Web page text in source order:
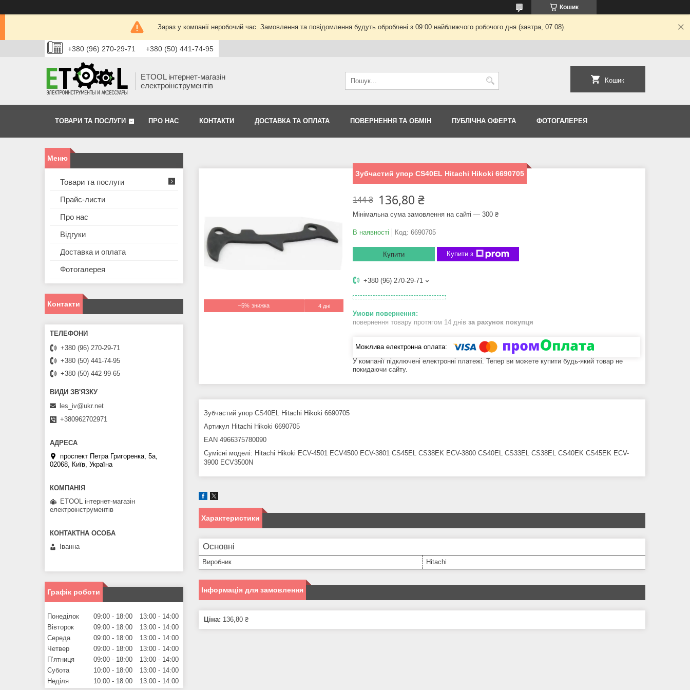
Кошик
Зараз у компанії неробочий час. Замовлення та повідомлення будуть оброблені з 09:00 найближчого робочого дня (завтра, 07.08).
+380 (96) 270-29-71 +380 (50) 441-74-95
ETOOL інтернет-магазін
електроінструментів
Кошик
ТОВАРИ ТА ПОСЛУГИ ПРО НАС КОНТАКТИ ДОСТАВКА ТА ОПЛАТА ПОВЕРНЕННЯ ТА ОБМІН ПУБЛІЧНА ОФЕРТА ФОТОГАЛЕРЕЯ
–5% 4 дні
Зубчастий упор CS40EL Hitachi Hikoki 6690705
144 ₴ 136,80 ₴
Мінімальна сума замовлення на сайті — 300 ₴
В наявності Код: 6690705
Купити Купити з
+380 (96) 270-29-71
повернення товару протягом 14 днів за рахунок покупця
У компанії підключені електронні платежі. Тепер ви можете купити будь-який товар не
покидаючи сайту.
Зубчастий упор CS40EL Hitachi Hikoki 6690705
Артикул Hitachi Hikoki 6690705
EAN 4966375780090
Сумісні моделі: Hitachi Hikoki ECV-4501 ECV4500 ECV-3801 CS45EL CS38EK ECV-3800 CS40EL CS33EL CS38EL CS40EK CS45EK ECV-
3900 ECV3500N
Характеристики
Основні
Виробник Hitachi
Інформація для замовлення
Ціна: 136,80 ₴
Товари та послуги
Прайс-листи
Про нас
Відгуки
Доставка и оплата
Фотогалерея
Контакти
+380 (96) 270-29-71
+380 (50) 441-74-95
+380 (50) 442-99-65
les_iv@ukr.net
+380962702971
проспект Петра Григоренка, 5а,
02068, Київ, Україна
ETOOL інтернет-магазін
електроінструментів
Іванна
Графік роботи
Понеділок 09:00 18:00 13:00
14:00
Вівторок
09:00 18:00 13:00
14:00
Середа
09:00 18:00 13:00
14:00
Четвер
09:00 18:00 13:00
14:00
Пʼятниця
09:00 18:00 13:00
14:00
Субота
10:00 18:00 13:00
14:00
Неділя
10:00 18:00 13:00 14:00